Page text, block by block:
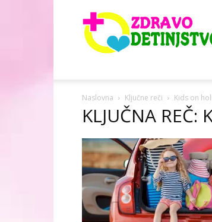
Detinjstvo
Naslovna Ključne reči Kids on
KLJUČNA REČ: